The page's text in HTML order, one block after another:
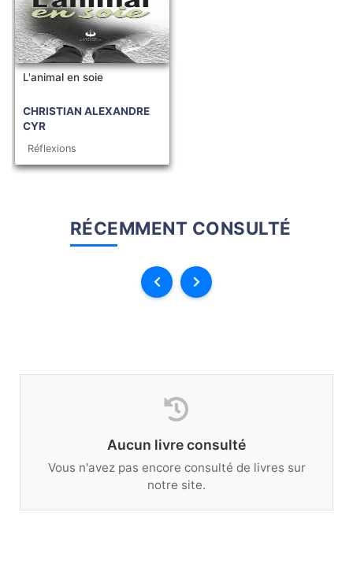
L'animal en soie
CHRISTIAN ALEXANDRE
CYR
Réflexions
RÉCEMMENT CONSULTÉ
Aucun livre consulté
Vous n'avez pas encore consulté de livres sur
notre site.